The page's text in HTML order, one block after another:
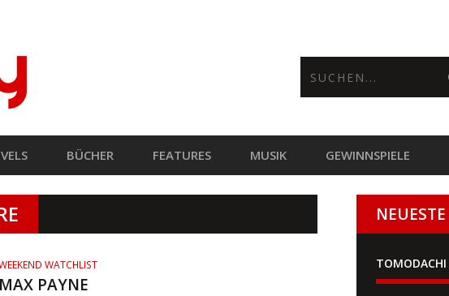
BÜCHER FEATURES MUSIK GEWINNSPIELE
WATCHLIST
PAYNE